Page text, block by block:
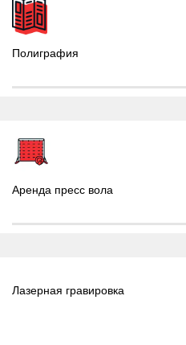
Полиграфия
Аренда пресс вола
Лазерная гравировка